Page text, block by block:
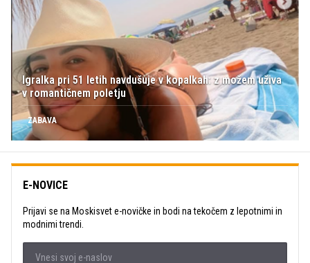
Igralka pri 51 letih navdušuje v kopalkah: z možem uživa
v romantičnem poletju
ZABAVA
E-NOVICE
Prijavi se na Moskisvet e-novičke in bodi na tekočem z lepotnimi in
modnimi trendi.